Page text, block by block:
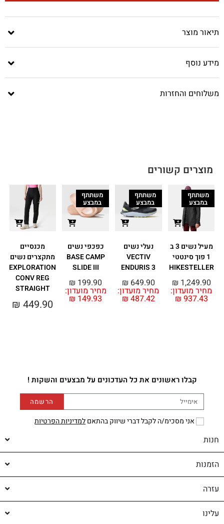
תיאור מוצר
מידע נוסף
משלוחים והחזרות
מוצרים קשורים
משתתף
במבצע
מעיל נשים 3 ב
1 פוך סינטטי
HIKESTELLER
מחיר מועדון:
₪ 937.43
₪ 1,249.90
משתתף
במבצע
נעלי נשים
VECTIV
ENDURIS 3
מחיר מועדון:
₪ 487.42
₪ 649.90
משתתף
במבצע
כפכפי נשים
BASE CAMP
SLIDE III
מחיר מועדון:
₪ 149.93
₪ 199.90
מכנסיים
מתקצרים נשים
EXPLORATION
CONV REG
STRAIGHT
₪ 449.90
קבלו ראשונים את כל העדכונים על מבצעים והשקות !
אני מסכימ/ה לקבל דברי שיווק בהתאםלמדיניות הפרטיות
הרשמה
חנות
הזמנות
עזרה
עלינו